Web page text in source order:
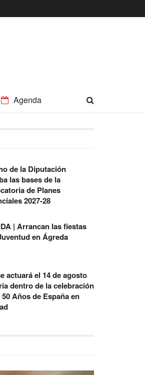
Agenda
de la Diputación
las bases de la
de Planes
2027-28
| Arrancan las fiestas
en Ágreda
actuará el 14 de agosto
dentro de la celebración
Años de España en